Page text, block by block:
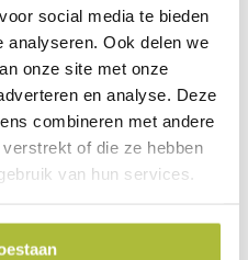
social media te bieden
analyseren. Ook delen we
onze site met onze
en analyse. Deze
combineren met andere
of die ze hebben
van hun services.
tegen zeelucht dan de
je dicht bij zee? Dan kun
Verder is deze
tegen
. Zeker het jaar na het
wel belangrijk. De hagen
volledige hoogte begroeid.
in het